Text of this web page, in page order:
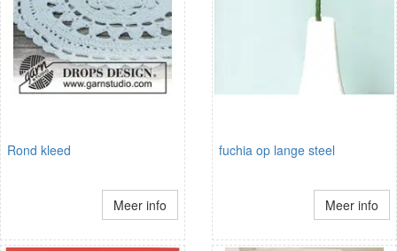
Rond kleed
Meer info
fuchia op lange steel
Meer info